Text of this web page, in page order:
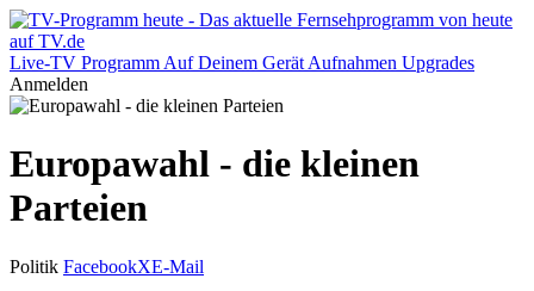
Live-TV Programm Auf Deinem Gerät Aufnahmen Upgrades
Anmelden
Europawahl - die kleinen
Parteien
Politik FacebookXE-Mail